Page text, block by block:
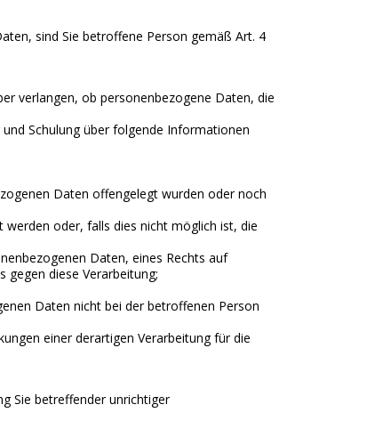
sind Sie betroffene Person gemäß Art. 4
verlangen, ob personenbezogene Daten, die
Schulung über folgende Informationen
Daten offengelegt wurden oder noch
oder, falls dies nicht möglich ist, die
Daten, eines Rechts auf
gegen diese Verarbeitung;
Daten nicht bei der betroffenen Person
einer derartigen Verarbeitung für die
Sie betreffender unrichtiger